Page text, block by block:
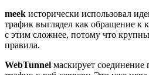
meek исторически использовал
трафик выглядел как обращение к
с этим сложнее, потому что
правила.
WebTunnel маскирует